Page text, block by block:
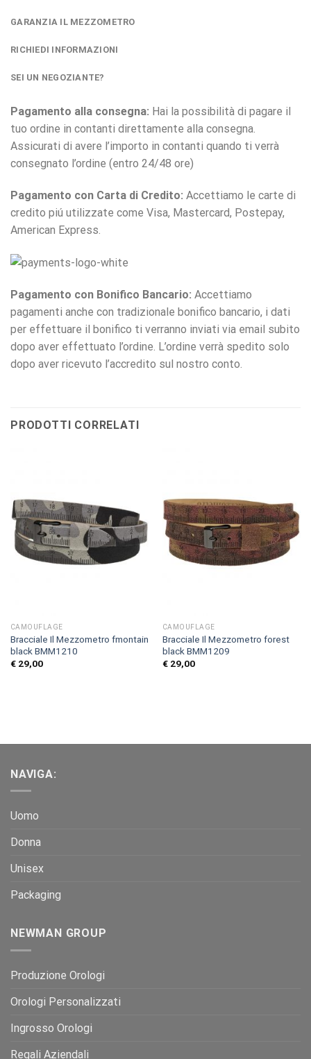
GARANZIA IL MEZZOMETRO
RICHIEDI INFORMAZIONI
SEI UN NEGOZIANTE?
Pagamento alla consegna: Hai la possibilità di pagare il
tuo ordine in contanti direttamente alla consegna.
Assicurati di avere l’importo in contanti quando ti verrà
consegnato l’ordine (entro 24/48 ore)
Pagamento con Carta di Credito: Accettiamo le carte di
credito piú utilizzate come Visa, Mastercard, Postepay,
American Express.
Pagamento con Bonifico Bancario: Accettiamo
pagamenti anche con tradizionale bonifico bancario, i dati
per effettuare il bonifico ti verranno inviati via email subito
dopo aver effettuato l’ordine. L’ordine verrà spedito solo
dopo aver ricevuto l’accredito sul nostro conto.
PRODOTTI CORRELATI
CAMOUFLAGE
Bracciale Il Mezzometro fmontain
black BMM1210
€29,00
CAMOUFLAGE
Bracciale Il Mezzometro forest
black BMM1209
€29,00
NAVIGA:
Uomo
Donna
Unisex
Packaging
NEWMAN GROUP
Produzione Orologi
Orologi Personalizzati
Ingrosso Orologi
Regali Aziendali